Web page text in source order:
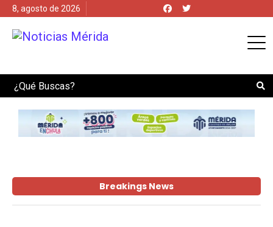
8, agosto de 2026
Search
Breakings News